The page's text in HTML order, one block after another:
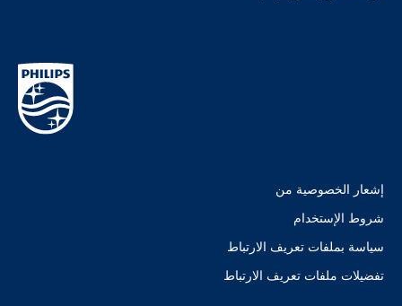
إشعار الخصوصية من
شروط الإستخدام
سياسة بملفات تعريف الارتباط
تفضيلات ملفات تعريف الارتباط